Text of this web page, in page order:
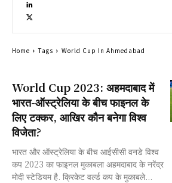
World Cup 2023: अहमदाबाद में
भारत-ऑस्ट्रेलिया के बीच फाइनल के
लिए टक्कर, आखिर कौन बनेगा विश्व
विजेता?
भारत और ऑस्ट्रेलिया के बीच आईसीसी वनडे विश्व
कप 2023 का फाइनल मुकाबला अहमदाबाद के नरेंद्र
मोदी स्टेडियम है. क्रिकेट वर्ल्ड कप के मुकाबले...
Home Tags World Cup In Ahmedabad